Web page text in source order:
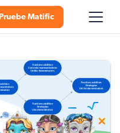
Pruebe Matific